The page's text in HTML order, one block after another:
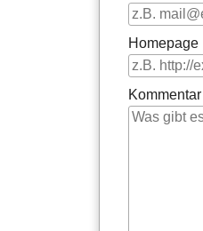
Homepage
Kommentar